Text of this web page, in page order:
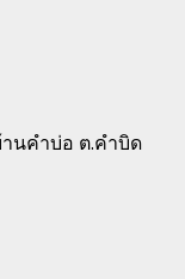
านคำบ่อ ต.คำบิด